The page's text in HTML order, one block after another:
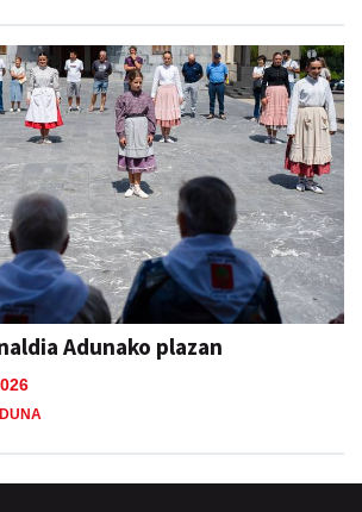
Adunako plazan